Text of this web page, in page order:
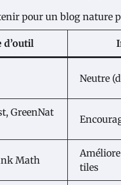
pour un blog nature
d’outil
Neutre
GreenNat
Math
tiles